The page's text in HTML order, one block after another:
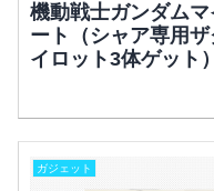
機動戦士ガンダム
ート（シャア専用
イロット3体ゲット）
ガジェット